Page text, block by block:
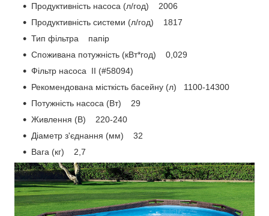
Продуктивність насоса (л/год) 2006
Продуктивність системи (л/год) 1817
Тип фільтра папір
Споживана потужність (кВт*год) 0,029
Фільтр насоса II (#58094)
Рекомендована місткість басейну (л) 1100-14300
Потужність насоса (Вт) 29
Живлення (В) 220-240
Діаметр з'єднання (мм) 32
Вага (кг) 2,7